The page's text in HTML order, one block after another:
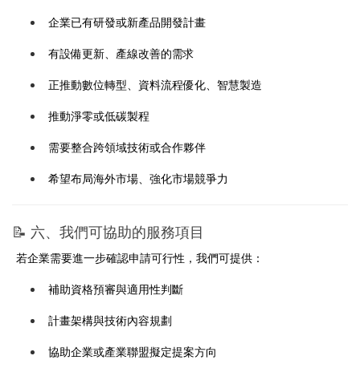
企業已有研發或新產品開發計畫
有設備更新、產線改善的需求
正推動數位轉型、資料流程優化、智慧製造
推動淨零或低碳製程
需要整合跨領域技術或合作夥伴
希望布局海外市場、強化市場競爭力
📝 六、我們可協助的服務項目
若企業需要進一步確認申請可行性，我們可提供：
補助資格預審與適用性判斷
計畫架構與技術內容規劃
協助企業或產業聯盟擬定提案方向